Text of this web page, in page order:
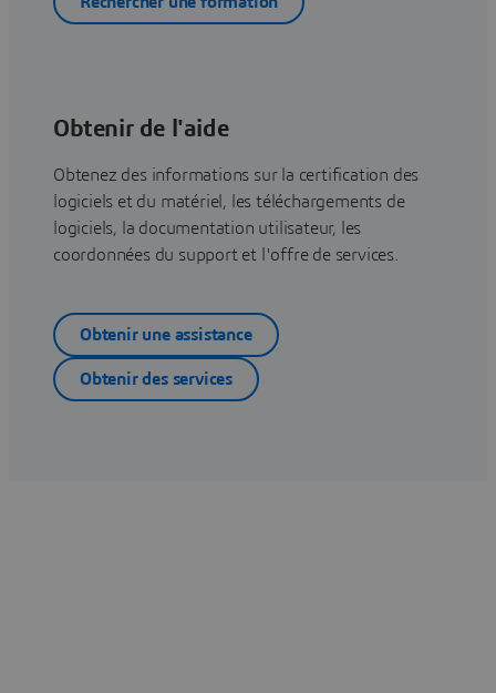
Obtenir de l'aide
Obtenez des informations sur la certification des
logiciels et du matériel, les téléchargements de
logiciels, la documentation utilisateur, les
coordonnées du support et l'offre de services.
Obtenir une assistance
Obtenir des services